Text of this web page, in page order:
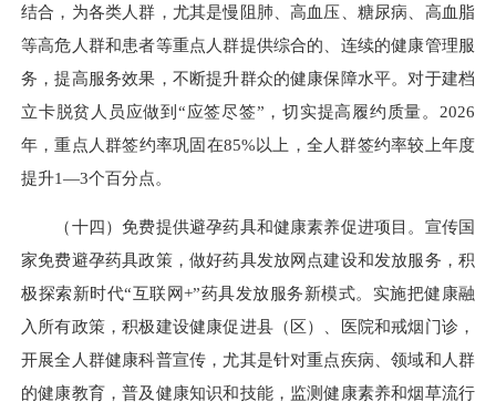
结合，为各类人群，尤其是慢阻肺、高血压、糖尿病、高血脂
等高危人群和患者等重点人群提供综合的、连续的健康管理服
务，提高服务效果，不断提升群众的健康保障水平。对于建档
立卡脱贫人员应做到“应签尽签”，切实提高履约质量。2026
年，重点人群签约率巩固在85%以上，全人群签约率较上年度
提升1—3个百分点。
（十四）免费提供避孕药具和健康素养促进项目。宣传国
家免费避孕药具政策，做好药具发放网点建设和发放服务，积
极探索新时代“互联网+”药具发放服务新模式。实施把健康融
入所有政策，积极建设健康促进县（区）、医院和戒烟门诊，
开展全人群健康科普宣传，尤其是针对重点疾病、领域和人群
的健康教育，普及健康知识和技能，监测健康素养和烟草流行